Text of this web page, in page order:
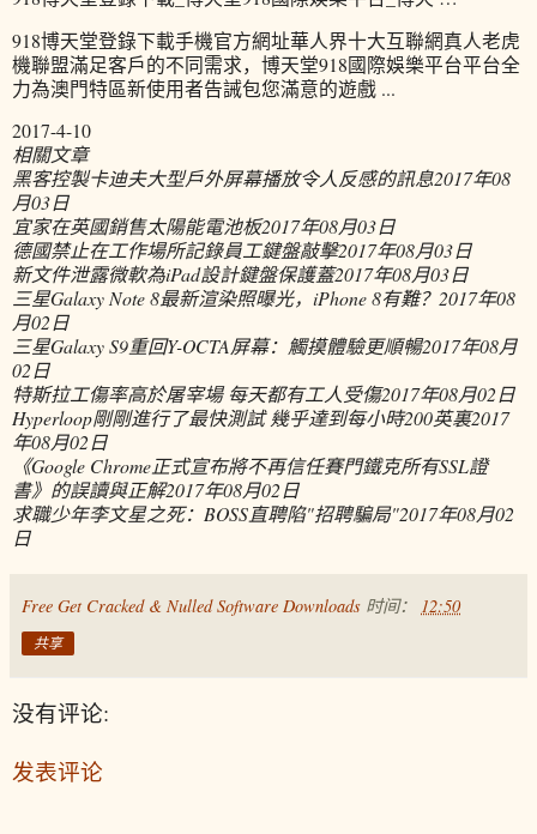
918博天堂登錄下載手機官方網址華人界十大互聯網真人老虎
機聯盟滿足客戶的不同需求，博天堂918國際娛樂平台平台全
力為澳門特區新使用者告誡包您滿意的遊戲 ...
2017-4-10
相關文章
黑客控製卡迪夫大型戶外屏幕播放令人反感的訊息2017年08
月03日
宜家在英國銷售太陽能電池板2017年08月03日
德國禁止在工作場所記錄員工鍵盤敲擊2017年08月03日
新文件泄露微軟為iPad設計鍵盤保護蓋2017年08月03日
三星Galaxy Note 8最新渲染照曝光，iPhone 8有難？ 2017年08
月02日
三星Galaxy S9重回Y-OCTA屏幕：觸摸體驗更順暢2017年08月
02日
特斯拉工傷率高於屠宰場 每天都有工人受傷2017年08月02日
Hyperloop剛剛進行了最快測試 幾乎達到每小時200英裏2017
年08月02日
《Google Chrome正式宣布將不再信任賽門鐵克所有SSL證
書》的誤讀與正解2017年08月02日
求職少年李文星之死：BOSS直聘陷"招聘騙局"2017年08月02
日
Free Get Cracked & Nulled Software Downloads 时间： 12:50
共享
没有评论:
发表评论